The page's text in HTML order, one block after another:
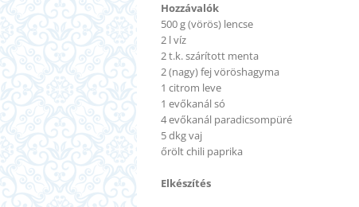
Hozzávalók
500 g (vörös) lencse
2 l víz
2 t.k. szárított menta
2 (nagy) fej vöröshagyma
1 citrom leve
1 evőkanálsó
4 evőkanál paradicsompüré
5 dkg vaj
őrölt chili paprika
Elkészítés